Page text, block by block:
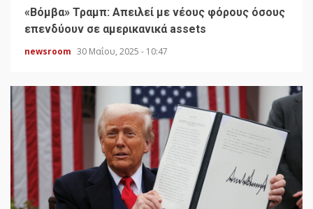
«Bόμβα» Τραμπ: Απειλεί με νέους φόρους όσους
επενδύουν σε αμερικανικά assets
newsroom 30 Μαΐου, 2025 - 10:47